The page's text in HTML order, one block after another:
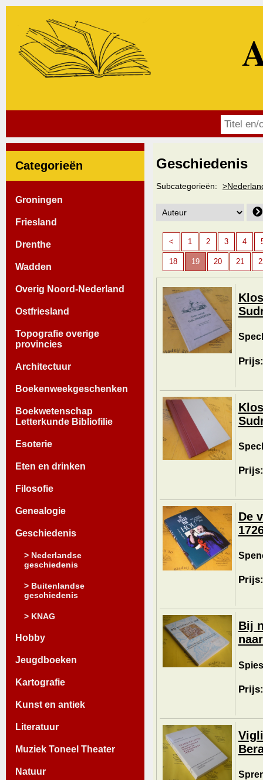
Categorieën
Groningen
Friesland
Drenthe
Wadden
Overig Noord-Nederland
Ostfriesland
Topografie overige
provincies
Architectuur
Boekenweekgeschenken
Boekwetenschap
Letterkunde Bibliofilie
Esoterie
Eten en drinken
Filosofie
Genealogie
Geschiedenis
> Nederlandse
geschiedenis
> Buitenlandse
geschiedenis
> KNAG
Hobby
Jeugdboeken
Kartografie
Kunst en antiek
Literatuur
Muziek Toneel Theater
Natuur
Geschiedenis
Subcategorieën:
< 1 2 3 4
18 19 20 21
De
Bij